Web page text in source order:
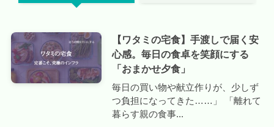
【ワタミの宅食】手渡しで届く安
心感。毎日の食卓を笑顔にする
「おまかせ夕食」
毎日の買い物や献立作りが、少しず
つ負担になってきた……」 「離れて
暮らす親の食事...